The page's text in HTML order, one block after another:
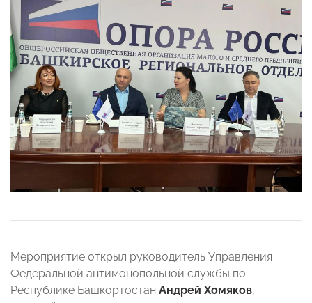
Мероприятие открыл руководитель Управления
Федеральной антимонопольной службы по
Республике Башкортостан Андрей Хомяков,